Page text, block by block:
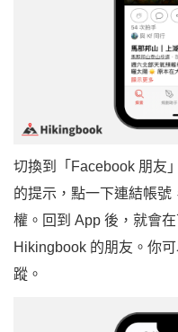
切換到「Facebook 朋友
的提示，點一下連結帳
權。回到 App 後，就會
Hikingbook 的朋友。你
蹤。